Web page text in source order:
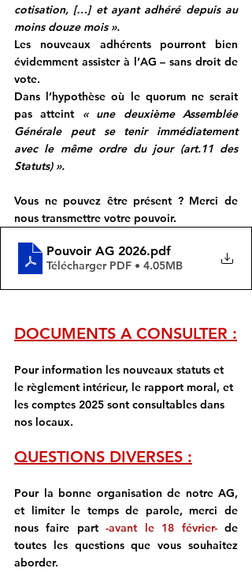
cotisation, […] et ayant adhéré depuis au
moins douze mois ».
Les nouveaux adhérents pourront bien
évidemment assister à l’AG – sans droit de
vote.
Dans l’hypothèse où le quorum ne serait
pas atteint « une deuxième Assemblée
Générale peut se tenir immédiatement
avec le même ordre du jour (art.11 des
Statuts) ».
Vous ne pouvez être présent ? Merci de
nous transmettre votre pouvoir.
Pouvoir AG 2026.pdf
Télécharger PDF • 4.05MB
DOCUMENTS A CONSULTER :
Pour information les nouveaux statuts et
le règlement intérieur, le rapport moral, et
les comptes 2025 sont consultables dans
nos locaux.
QUESTIONS DIVERSES :
Pour la bonne organisation de notre AG,
et limiter le temps de parole, merci de
nous faire part -avant le 18 février- de
toutes les questions que vous souhaitez
aborder.